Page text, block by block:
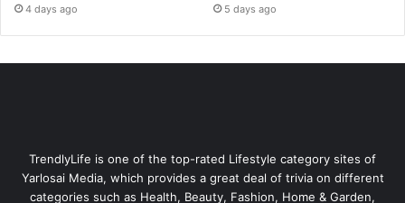
4 days ago 5 days ago
TrendlyLife is one of the top-rated Lifestyle category sites of
Yarlosai Media, which provides a great deal of trivia on different
categories such as Health, Beauty, Fashion, Home & Garden,